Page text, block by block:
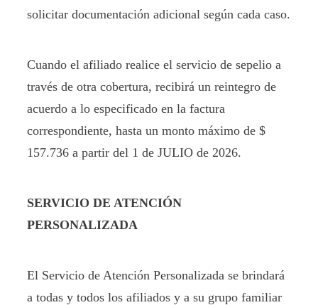
solicitar documentación adicional según cada caso.
Cuando el afiliado realice el servicio de sepelio a
través de otra cobertura, recibirá un reintegro de
acuerdo a lo especificado en la factura
correspondiente, hasta un monto máximo de $
157.736 a partir del 1 de JULIO de 2026.
SERVICIO DE ATENCIÓN
PERSONALIZADA
El Servicio de Atención Personalizada se brindará
a todas y todos los afiliados y a su grupo familiar